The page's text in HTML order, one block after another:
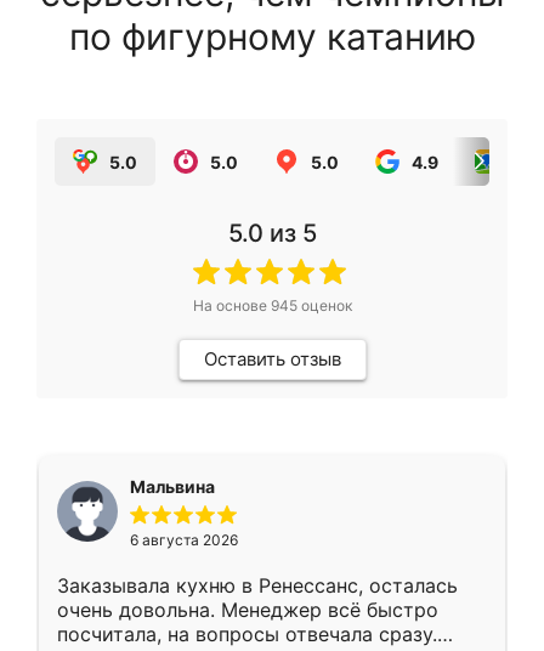
по фигурному катанию
5.0 5.0 5.0 4.9
5.0 из 5
На основе 945оценок
Оставить отзыв
Мальвина
6 августа 2026
Заказывала кухню в Ренессанс, осталась
очень довольна. Менеджер всё быстро
посчитала, на вопросы отвечала сразу.